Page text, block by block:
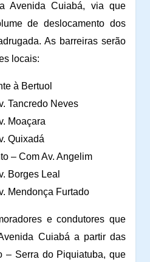
Avenida Cuiabá, via que
de deslocamento dos
As barreiras serão
locais:
à Bertuol
Tancredo Neves
Moaçara
Quixadá
– Com Av. Angelim
Borges Leal
Mendonça Furtado
e condutores que
Cuiabá a partir das
– Serra do Piquiatuba, que